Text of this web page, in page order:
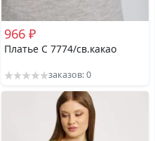
966 ₽
Платье С 7774/св.какао
заказов: 0